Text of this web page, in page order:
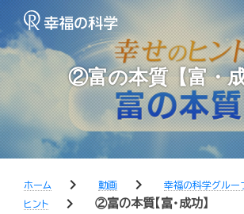
②富の本質【富・
ホーム chevron_right 動画 chevron_right 幸福の科学グルー
ヒント
chevron_right ②富の本質【富・成功】